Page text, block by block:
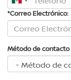
*Correo Electrónico:
Método de